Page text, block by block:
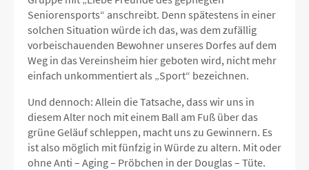
Seniorensports“ anschreibt. Denn spätestens in einer
solchen Situation würde ich das, was dem zufällig
vorbeischauenden Bewohner unseres Dorfes auf dem
Weg in das Vereinsheim hier geboten wird, nicht mehr
einfach unkommentiert als „Sport“ bezeichnen.
Und dennoch: Allein die Tatsache, dass wir uns in
diesem Alter noch mit einem Ball am Fuß über das
grüne Geläuf schleppen, macht uns zu Gewinnern. Es
ist also möglich mit fünfzig in Würde zu altern. Mit oder
ohne Anti – Aging – Pröbchen in der Douglas – Tüte.